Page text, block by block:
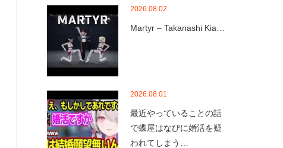
2026.08.02
Martyr – Takanashi Kia…
2026.08.01
最近やっていることの話
で蝶屋はなびに婚活を疑
われてしまう…